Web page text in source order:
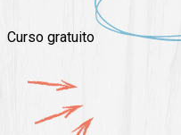
Curso gratuito